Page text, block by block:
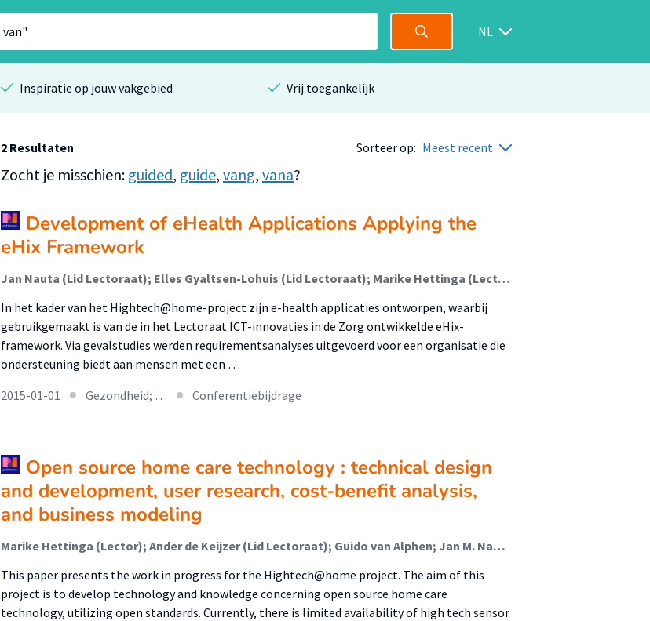
NL
Inspiratie op jouw vakgebied Vrij toegankelijk
2 Resultaten Sorteer op: Meest recent
Zocht je misschien: guided, guide, vang, vana?
Development of eHealth Applications Applying the
eHix Framework
Jan Nauta (Lid Lectoraat); Elles Gyaltsen-Lohuis (Lid Lectoraat); Marike Hettinga (Lector); Guido van Alphen; George Wink; Age Braad; Karste de Vries
In het kader van het Hightech@home-project zijn e-health applicaties ontworpen, waarbij
gebruikgemaakt is van de in het Lectoraat ICT-innovaties in de Zorg ontwikkelde eHix-
framework. Via gevalstudies werden requirementsanalyses uitgevoerd voor een organisatie die
ondersteuning biedt aan mensen met een …
2015-01-01
Gezondheid; … Conferentiebijdrage
Open source home care technology : technical design
and development, user research, cost-benefit analysis,
and business modeling
Marike Hettinga (Lector); Ander de Keijzer (Lid Lectoraat); Guido van Alphen; Jan M. Nauta (Lid Lectoraat); Elles Gyaltsen-Lohuis (Lid Lectoraat); Niels Donninger; Rens Balkenende
This paper presents the work in progress for the Hightech@home project. The aim of this
project is to develop technology and knowledge concerning open source home care
technology, utilizing open standards. Currently, there is limited availability of high tech sensor